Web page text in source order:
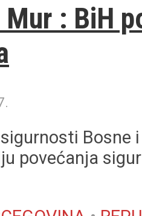
: BiH
Bosne
povećanja